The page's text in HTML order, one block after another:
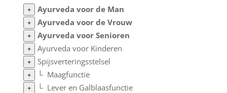
+ Ayurveda voor de Man
+ Ayurveda voor de Vrouw
+ Ayurveda voor Senioren
+ Ayurveda voor Kinderen
+ Spijsverteringsstelsel
+ └ Maagfunctie
+ └ Lever en Galblaasfunctie